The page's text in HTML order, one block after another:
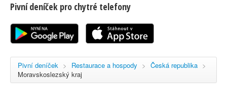
Registrace
Pivní deníček pro chytré telefony
Pivní deníček > Restaurace a hospody > Česká republika >
Moravskoslezský kraj